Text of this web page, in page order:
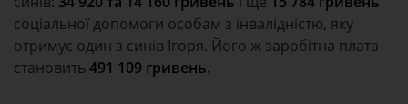
соціальної допомоги особам з інвалідністю, яку
отримує один з синів Ігоря. Його ж заробітна плата
становить 491 109 гривень.